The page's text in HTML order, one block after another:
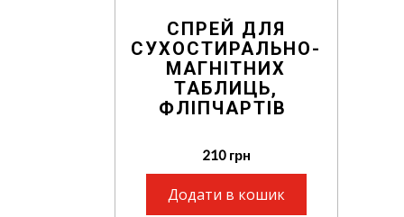
СПРЕЙ ДЛЯ
СУХОСТИРАЛЬНО-
МАГНІТНИХ
ТАБЛИЦЬ,
ФЛІПЧАРТІВ
210 грн
Додати в кошик